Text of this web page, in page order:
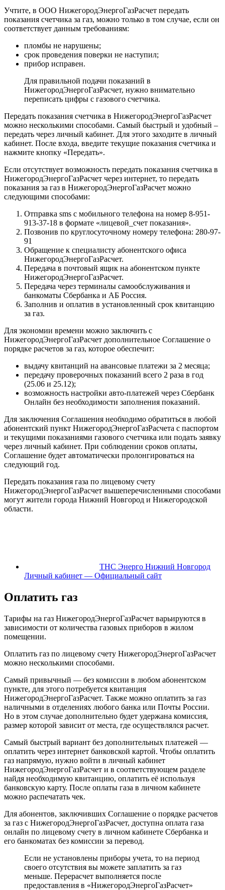
Учтите, в ООО НижегородЭнергоГазРасчет передать
показания счетчика за газ, можно только в том случае, если он
соответствует данным требованиям:
пломбы не нарушены;
срок проведения поверки не наступил;
прибор исправен.
Для правильной подачи показаний в
НижегородЭнергоГазРасчет, нужно внимательно
переписать цифры с газового счетчика.
Передать показания счетчика в НижегородЭнергоГазРасчет
можно несколькими способами. Самый быстрый и удобный –
передать через личный кабинет. Для этого заходите в личный
кабинет. После входа, введите текущие показания счетчика и
нажмите кнопку «Передать».
Если отсутствует возможность передать показания счетчика в
НижегородЭнергоГазРасчет через интернет, то передать
показания за газ в НижегородЭнергоГазРасчет можно
следующими способами:
Отправка sms с мобильного телефона на номер 8-951-
913-37-18 в формате «лицевой_счет показания».
Позвонив по круглосуточному номеру телефона: 280-97-
91
Обращение к специалисту абонентского офиса
НижегородЭнергоГазРасчет.
Передача в почтовый ящик на абонентском пункте
НижегородЭнергоГазРасчет.
Передача через терминалы самообслуживания и
банкоматы Сбербанка и АБ Россия.
Заполнив и оплатив в установленный срок квитанцию
за газ.
Для экономии времени можно заключить с
НижегородЭнергоГазРасчет дополнительное Соглашение о
порядке расчетов за газ, которое обеспечит:
выдачу квитанций на авансовые платежи за 2 месяца;
передачу проверочных показаний всего 2 раза в год
(25.06 и 25.12);
возможность настройки авто-платежей через Сбербанк
Онлайн без необходимости заполнения показаний.
Для заключения Соглашения необходимо обратиться в любой
абонентский пункт НижегородЭнергоГазРасчета с паспортом
и текущими показаниями газового счетчика или подать заявку
через личный кабинет. При соблюдении сроков оплаты,
Соглашение будет автоматически пролонгироваться на
следующий год.
Передать показания газа по лицевому счету
НижегородЭнергоГазРасчет вышеперечисленными способами
могут жители города Нижний Новгород и Нижегородской
области.
ТНС Энерго Нижний Новгород
Личный кабинет — Официальный сайт
Оплатить газ
Тарифы на газ НижегородЭнергоГазРасчет варьируются в
зависимости от количества газовых приборов в жилом
помещении.
Оплатить газ по лицевому счету НижегородЭнергоГазРасчет
можно несколькими способами.
Самый привычный — без комиссии в любом абонентском
пункте, для этого потребуется квитанция
НижегородЭнергоГазРасчет. Также можно оплатить за газ
наличными в отделениях любого банка или Почты России.
Но в этом случае дополнительно будет удержана комиссия,
размер которой зависит от места, где осуществлялся расчет.
Самый быстрый вариант без дополнительных платежей —
оплатить через интернет банковской картой. Чтобы оплатить
газ напрямую, нужно войти в личный кабинет
НижегородЭнергоГазРасчет и в соответствующем разделе
найдя необходимую квитанцию, оплатить её используя
банковскую карту. После оплаты газа в личном кабинете
можно распечатать чек.
Для абонентов, заключивших Соглашение о порядке расчетов
за газ с НижегородЭнергоГазРасчет, доступна оплата газа
онлайн по лицевому счету в личном кабинете Сбербанка и
его банкоматах без комиссии за перевод.
Если не установлены приборы учета, то на период
своего отсутствия вы можете заплатить за газ
меньше. Перерасчет выполняется после
предоставления в «НижегородЭнергоГазРасчет»